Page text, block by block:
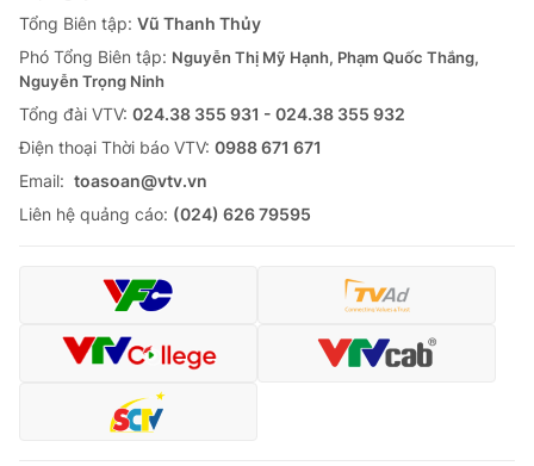
Tổng Biên tập: Vũ Thanh Thủy
Phó Tổng Biên tập: Nguyễn Thị Mỹ Hạnh, Phạm Quốc Thắng,
Nguyễn Trọng Ninh
Tổng đài VTV: 024.38 355 931 - 024.38 355 932
Ðiện thoại Thời báo VTV: 0988 671 671
Email: toasoan@vtv.vn
Liên hệ quảng cáo: (024) 626 79595